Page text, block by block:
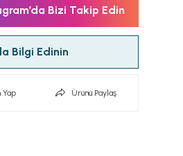
Bizi Takip Edin
Bilgi Edinin
Yap Ürünü Paylaş